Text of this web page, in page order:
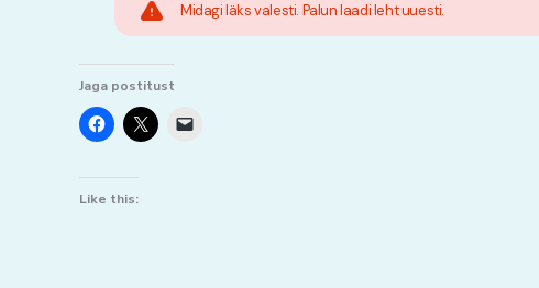
Midagi läks valesti. Palun laadi leht uuesti.
Jaga postitust
Like this: